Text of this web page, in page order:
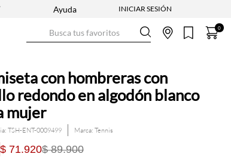
2X1 EN CAMISETAS - REF. SELECCIONADAS | APLICAN
Ayuda
0
con hombreras con
redondo en algodón blanco
mujer
: TSH-ENT-0009499 Tennis
$ 71.920$ 89.900